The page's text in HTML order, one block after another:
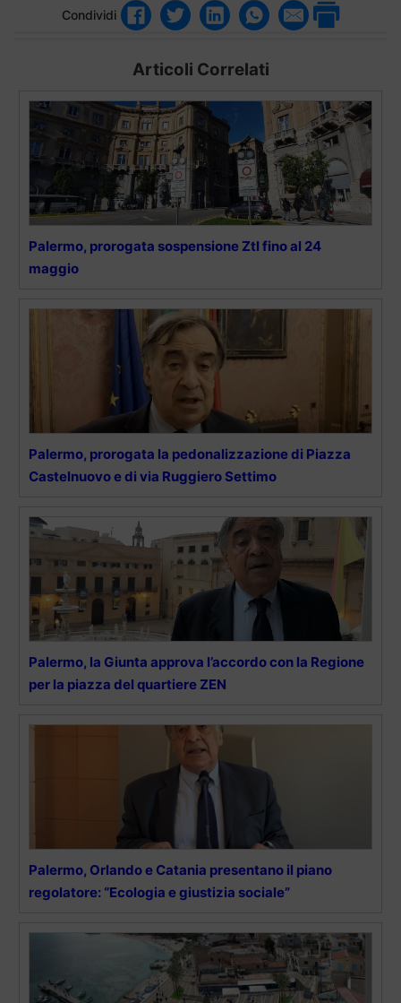
Condividi
Articoli Correlati
Palermo, prorogata sospensione Ztl fino al 24
maggio
Palermo, prorogata la pedonalizzazione di Piazza
Castelnuovo e di via Ruggiero Settimo
Palermo, la Giunta approva l’accordo con la Regione
per la piazza del quartiere ZEN
Palermo, Orlando e Catania presentano il piano
regolatore: “Ecologia e giustizia sociale”